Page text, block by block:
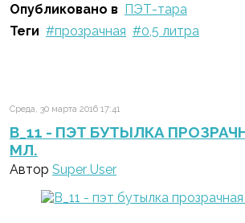
Опубликовано в ПЭТ-тара
Теги
прозрачная 0,5 литра
Среда, 30 марта 2016 17:41
B_11 - ПЭТ БУТЫЛКА
МЛ.
Автор Super User